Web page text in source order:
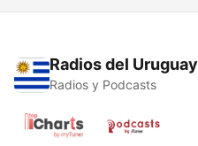
Radios del Uruguay
Radios y Podcasts